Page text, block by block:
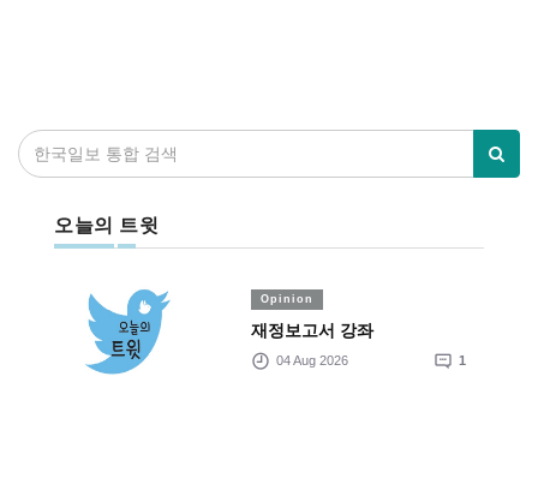
오늘의 트윗
Opinion
재정보고서 강좌
04 Aug 2026 1